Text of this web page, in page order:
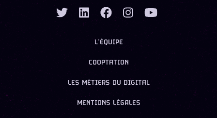
L’ÉQUIPE
COOPTATION
LES MÉTIERS DU DIGITAL
MENTIONS LÉGALES